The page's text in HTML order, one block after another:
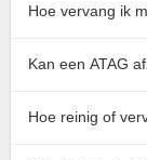
Hoe vervang ik
Kan een ATAG
Hoe reinig of